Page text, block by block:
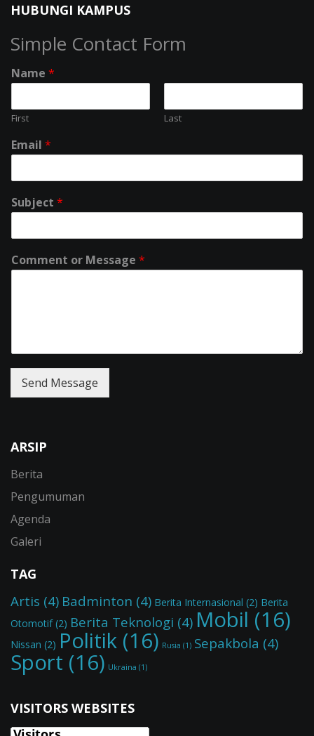
HUBUNGI KAMPUS
Simple Contact Form
Name *
First Last
Email *
Subject *
Comment or Message *
Send Message
ARSIP
Berita
Pengumuman
Agenda
Galeri
TAG
Artis (4) Badminton (4) Berita Internasional (2) Berita
Otomotif(2) Berita Teknologi (4) Mobil (16)
Nissan (2) Politik (16) Rusia (1) Sepakbola (4)
Sport (16) Ukraina (1)
VISITORS WEBSITES